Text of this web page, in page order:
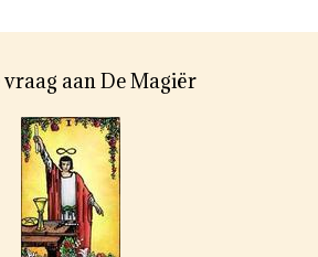
vraag aan De Magiër